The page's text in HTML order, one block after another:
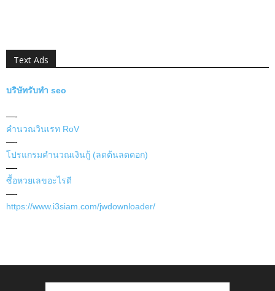
Text Ads
บริษัทรับทำ seo
—-
คำนวณวินเรท RoV
—-
โปรแกรมคำนวณเงินกู้ (ลดต้นลดดอก)
—-
ซื้อหวยเลขอะไรดี
—-
https://www.i3siam.com/jwdownloader/